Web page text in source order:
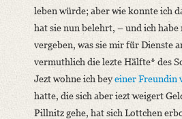
leben würde; aber wie konnte ich
hat sie nun belehrt, – und ich
vergeben, was sie mir für Dienste
vermuthlich die lezte Hälfte* des
Jezt wohne ich beyeiner Freundin
hatte, die sich aber iezt weigert
Pillnitz gehe, hat sich Lottchen